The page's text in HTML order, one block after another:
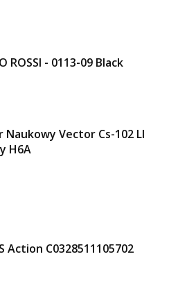
ROSSI - 0113-09 Black
Naukowy Vector Cs-102 Ll
H6A
Action C0328511105702